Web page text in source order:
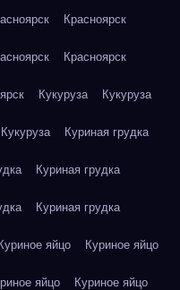
Красноярск
Красноярск
Кукуруза Кукуруза
Кукуруза Куриная грудка
Куриная грудка
Куриная грудка
Куриное яйцо Куриное яйцо
яйцо Куриное яйцо